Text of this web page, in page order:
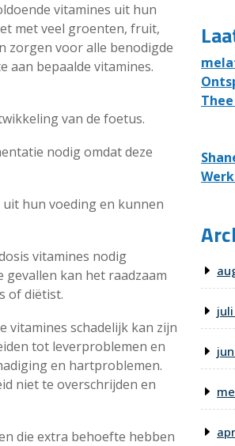
vitamines uit hun
met veel groenten, fruit,
zorgen voor alle benodigde
aan bepaalde vitamines.
van de foetus.
nodig omdat deze
hun voeding en kunnen
vitamines nodig
kan het raadzaam
of diëtist.
vitamines schadelijk kan zijn
tot leverproblemen en
en hartproblemen.
niet te overschrijden en
die extra behoefte hebben